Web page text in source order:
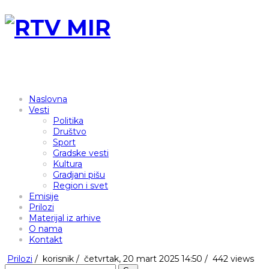
Naslovna
Vesti
Politika
Društvo
Sport
Gradske vesti
Kultura
Gradjani pišu
Region i svet
Emisije
Prilozi
Materijal iz arhive
O nama
Kontakt
Prilozi / korisnik / četvrtak, 20 mart 2025 14:50 / 442 views